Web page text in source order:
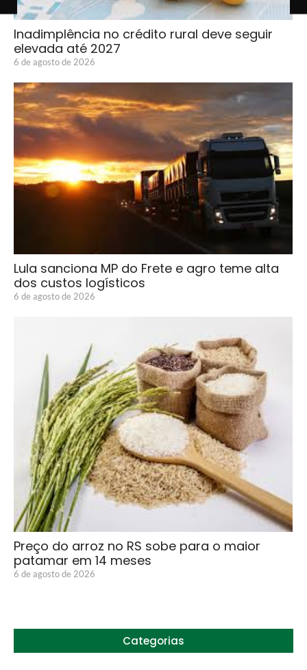
Inadimplência no crédito rural deve seguir
elevada até 2027
6 de agosto de 2026
Lula sanciona MP do Frete e agro teme alta
dos custos logísticos
6 de agosto de 2026
Preço do arroz no RS sobe para o maior
patamar em 14 meses
6 de agosto de 2026
Categorias